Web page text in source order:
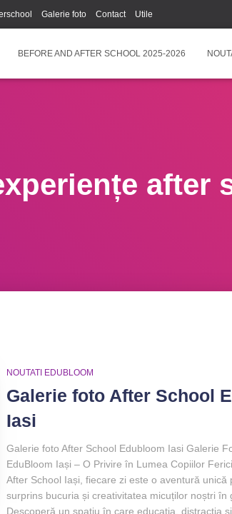
Galerie foto Contact Utile
BEFORE AND AFTER SCHOOL 2025-2026
after
NOUTATI EDUBLOOM
Galerie foto After School
Iasi
Galerie foto After School Edubloom Iasi Galerie
EduBloom Iași – O Privire în Lumea Copiilor
After School Iași, fiecare zi este o aventură unică
surprins bucuria și creativitatea micuților noștri în
Descoperă un spațiu în care educația, distracția și